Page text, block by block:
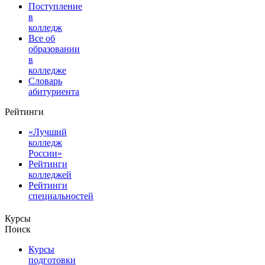
Поступление
в
колледж
Все об
образовании
в
колледже
Словарь
абитуриента
Рейтинги
«Лучший
колледж
России»
Рейтинги
колледжей
Рейтинги
специальностей
Курсы
Поиск
Курсы
подготовки